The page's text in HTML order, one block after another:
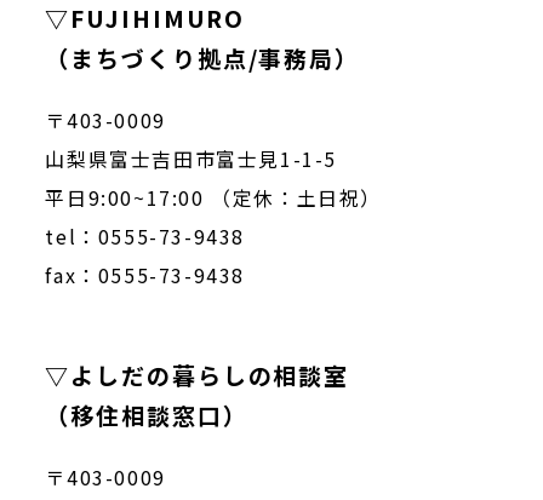
▽FUJIHIMURO
（まちづくり拠点/事務局）
〒403-0009
山梨県富士吉田市富士見1-1-5
平日9:00~17:00 （定休：土日祝）
tel：0555-73-9438
fax：0555-73-9438
▽よしだの暮らしの相談室
（移住相談窓口）
〒403-0009